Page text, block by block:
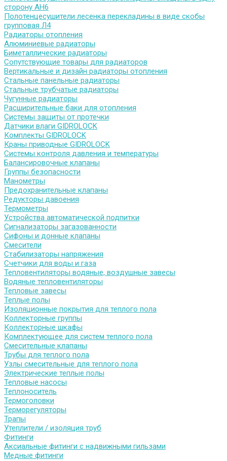
сторону АН6
Полотенцесушители лесенка перекладины в виде скобы
групповая Л4
Радиаторы отопления
Алюминиевые радиаторы
Биметаллические радиаторы
Сопутствующие товары для радиаторов
Вертикальные и дизайн радиаторы отопления
Стальные панельные радиаторы
Стальные трубчатые радиаторы
Чугунные радиаторы
Расширительные баки для отопления
Системы защиты от протечки
Датчики влаги GIDROLOCK
Комплекты GIDROLOCK
Краны приводные GIDROLOCK
Системы контроля давления и температуры
Балансировочные клапаны
Группы безопасности
Манометры
Предохранительные клапаны
Редукторы давоения
Термометры
Устройства автоматической подпитки
Сигнализаторы загазованности
Сифоны и донные клапаны
Смесители
Стабилизаторы напряжения
Счетчики для воды и газа
Тепловентиляторы водяные, воздушные завесы
Водяные тепловентиляторы
Тепловые завесы
Теплые полы
Изоляционные покрытия для теплого пола
Коллекторные группы
Коллекторные шкафы
Комплектующее для систем теплого пола
Смесительные клапаны
Трубы для теплого пола
Узлы смесительные для теплого пола
Электрические теплые полы
Тепловые насосы
Теплоноситель
Термоголовки
Терморегуляторы
Трапы
Утеплители / изоляция труб
Фитинги
Аксиальные фитинги с надвижными гильзами
Медные фитинги